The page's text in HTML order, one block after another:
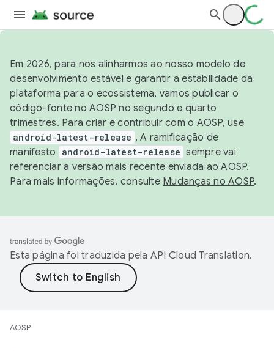
Em 2026, para nos alinharmos ao nosso modelo de
desenvolvimento estável e garantir a estabilidade da
plataforma para o ecossistema, vamos publicar o
código-fonte no AOSP no segundo e quarto
trimestres. Para criar e contribuir com o AOSP, use
android-latest-release . A ramificação de
manifesto
android-latest-release sempre vai
referenciar a versão mais recente enviada ao AOSP.
Para mais informações, consulte Mudanças no AOSP.
Esta página foi traduzida pela API Cloud Translation.
AOSP